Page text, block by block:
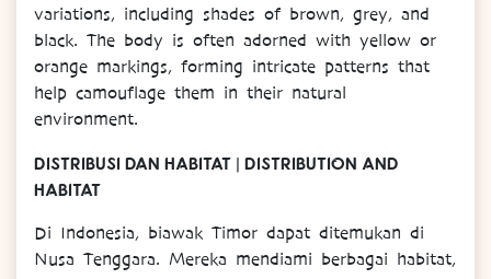
variations, including shades of brown, grey, and
black. The body is often adorned with yellow or
orange markings, forming intricate patterns that
help camouflage them in their natural
environment.
DISTRIBUSI DAN HABITAT | DISTRIBUTION AND
HABITAT
Di Indonesia, biawak Timor dapat ditemukan di
Nusa Tenggara. Mereka mendiami berbagai habitat,